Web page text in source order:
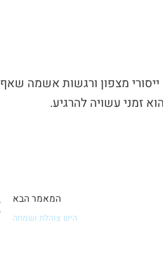
מצפון ורגשות אשמה שאף
זמני עשויה להרגיע.
המאמר הבא
היש צוהלת ושמחה